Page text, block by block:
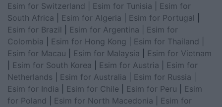
Esim for Switzerland
Esim for Tunisia
Esim for
South Africa
Esim for Algeria Esim for Portugal
Esim for Brazil
Esim for Argentina
Esim for
Colombia
Esim for Hong Kong Esim for Thailand
Esim for Macau
Esim for Malaysia
Esim for Vietnam
Esim for South Korea Esim for Austria
Esim for
Netherlands
Esim for Australia Esim for Russia
Esim for India
Esim for Chile Esim for Peru
Esim
for Poland
Esim for North Macedonia
Esim for